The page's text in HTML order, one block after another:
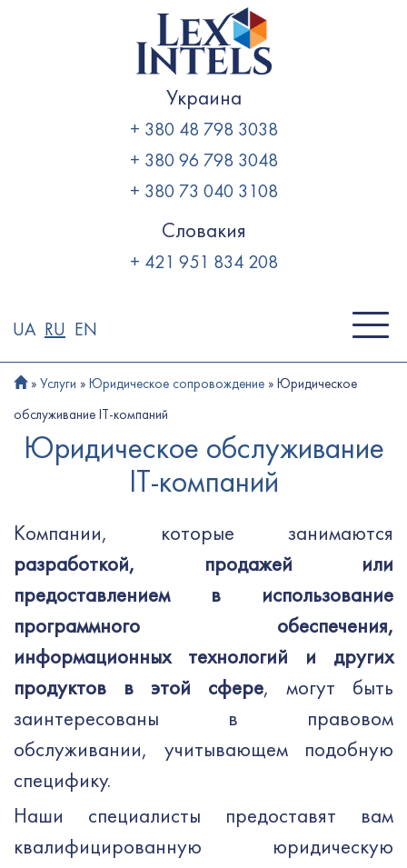
Украина
+ 380 48 798 3038
+ 380 96 798 3048
+ 380 73 040 3108
Словакия
+ 421 951 834 208
UA RU EN
» Услуги » Юридическое сопровождение » Юридическое
обслуживание IT-компаний
Юридическое обслуживание
IT-компаний
Компании, которые занимаются
разработкой, продажей или
предоставлением в использование
программного обеспечения,
информационных технологий и других
продуктов в этой сфере, могут быть
заинтересованы в правовом
обслуживании, учитывающем подобную
специфику.
Наши специалисты предоставят вам
квалифицированную юридическую